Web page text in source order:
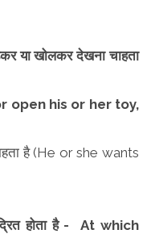
या खोलकर देखना चाहता
open his or her toy,
है (He or she wants
होता है - At which